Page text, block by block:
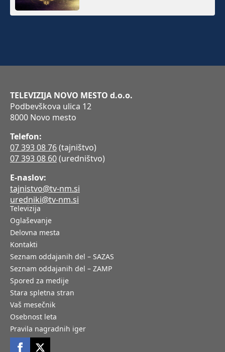
TELEVIZIJA NOVO MESTO d.o.o.
Podbevškova ulica 12
8000 Novo mesto
Telefon:
07 393 08 76(tajništvo)
07 393 08 60(uredništvo)
E-naslov:
tajnistvo@tv-nm.si
uredniki@tv-nm.si
Televizija
Oglaševanje
Delovna mesta
Kontakti
Seznam oddajanih del – SAZAS
Seznam oddajanih del – ZAMP
Spored za medije
Stara spletna stran
Vaš mesečnik
Osebnost leta
Pravila nagradnih iger